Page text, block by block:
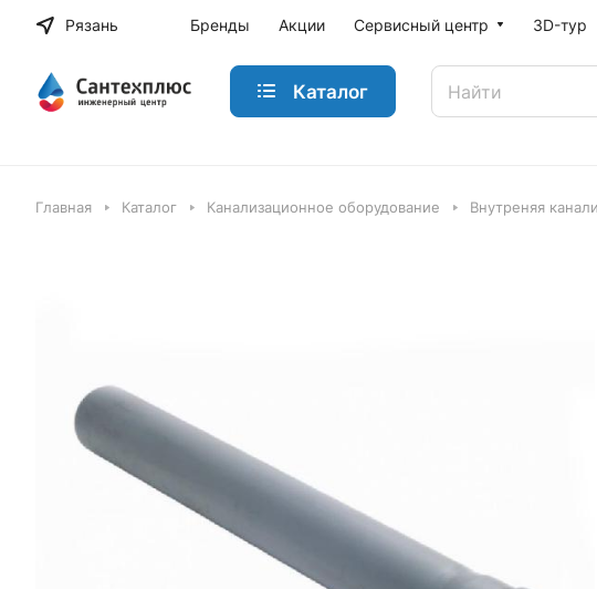
Рязань Бренды Акции Сервисный центр 3D-тур
Каталог
Главная Каталог Канализационное оборудование Внутреняя